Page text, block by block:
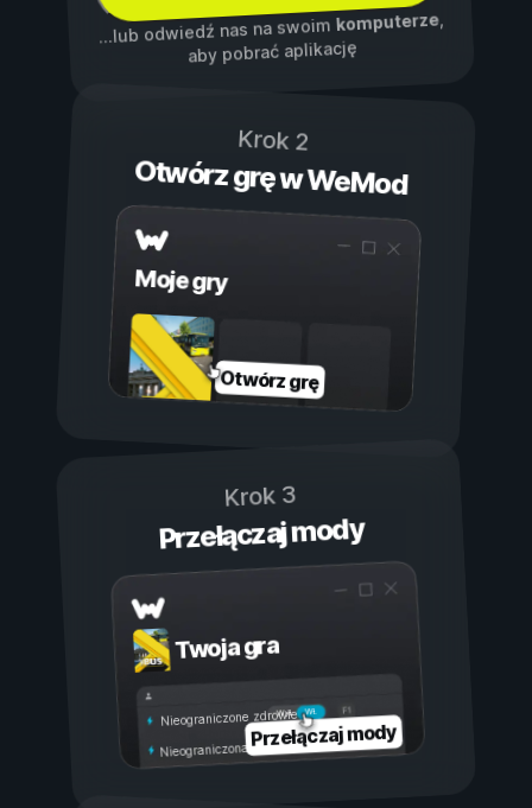
...lub odwiedź nas na swoim komputerze,
aby pobrać aplikację
Krok 2
Otwórz grę w WeMod
Moje gry
Otwórz grę
Krok 3
Przełączaj mody
Twoja gra
Wł.
Wył.
Nieograniczone zdrowie
Nieograniczona wytrzymałość
Przełączaj mody